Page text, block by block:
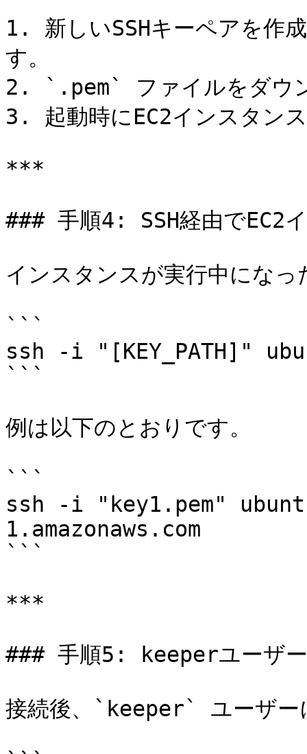
1. 新しいSSHキーペアを作
す。
2. `.pem` ファイルをダウ
3. 起動時にEC2インスタン
***
### 手順4: SSH経由でEC2
インスタンスが実行中になっ
```
ssh -i "[KEY_PATH]"
```
例は以下のとおりです。
```
ssh -i "key1.pem"
1.amazonaws.com
```
***
### 手順5: keeperユーザー
接続後、`keeper` ユーザー